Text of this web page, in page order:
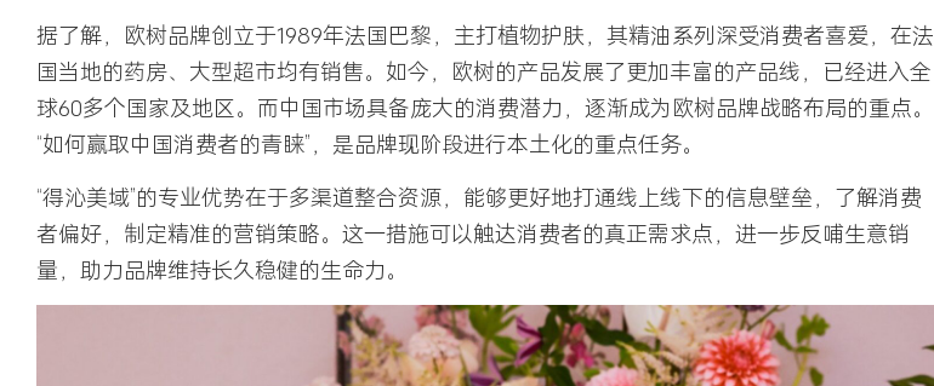
据了解，欧树品牌创立于1989年法国巴黎，主打植物护肤，其精油系列深受消费者喜爱，在法
国当地的药房、大型超市均有销售。如今，欧树的产品发展了更加丰富的产品线，已经进入全
球60多个国家及地区。而中国市场具备庞大的消费潜力，逐渐成为欧树品牌战略布局的重点。
“如何赢取中国消费者的青睐”，是品牌现阶段进行本土化的重点任务。
“得沁美域”的专业优势在于多渠道整合资源，能够更好地打通线上线下的信息壁垒，了解消费
者偏好，制定精准的营销策略。这一措施可以触达消费者的真正需求点，进一步反哺生意销
量，助力品牌维持长久稳健的生命力。